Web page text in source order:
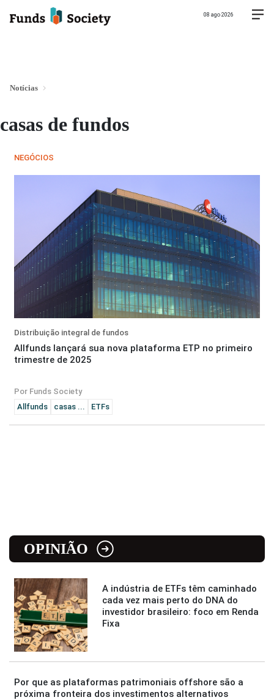
08 ago 2026
Notícias
casas de fundos
NEGÓCIOS
Distribuição integral de fundos
Allfunds lançará sua nova plataforma ETP no primeiro
trimestre de 2025
Por Funds Society
Allfunds
casas ... ETFs
OPINIÃO
A indústria de ETFs têm caminhado
cada vez mais perto do DNA do
investidor brasileiro: foco em Renda
Fixa
Por que as plataformas patrimoniais offshore são a
próxima fronteira dos investimentos alternativos